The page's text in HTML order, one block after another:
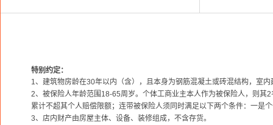
特别约定：
1、建筑物房龄在30年以内（含），且本身为钢筋混凝土或砖混结构，室
2、被保险人年龄范围18-65周岁。个体工商业主本人作为被保险人，则其
累计不超其个人赔偿限额；连带被保险人须同时满足以下两个条件：一是
3、店内财产由房屋主体、设备、装修组成，不含存货。